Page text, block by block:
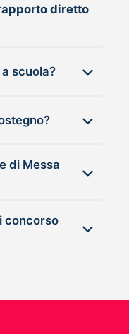
diretto
Chi può inviare una MAD a scuola?
di Messa